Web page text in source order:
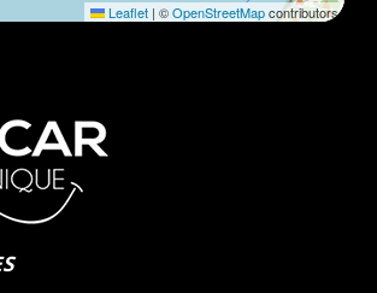
Leaflet | ©OpenStreetMapcontributors